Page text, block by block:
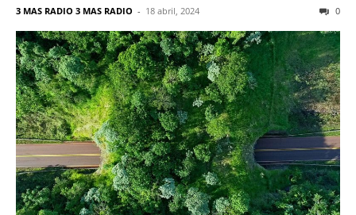
3 MAS RADIO 3 MAS RADIO - 18 abril, 2024 0